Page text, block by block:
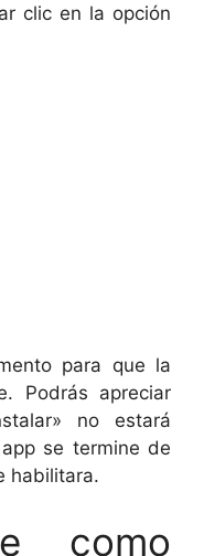
clic en la opción
para que la
Podrás apreciar
no estará
se termine de
habilitara.
como